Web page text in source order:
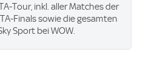
Tour, inkl. aller Matches der
Finals sowie die gesamten
Sport bei WOW.